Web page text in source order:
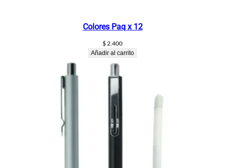
Colores Paq x 12
$2.400
Añadir al carrito